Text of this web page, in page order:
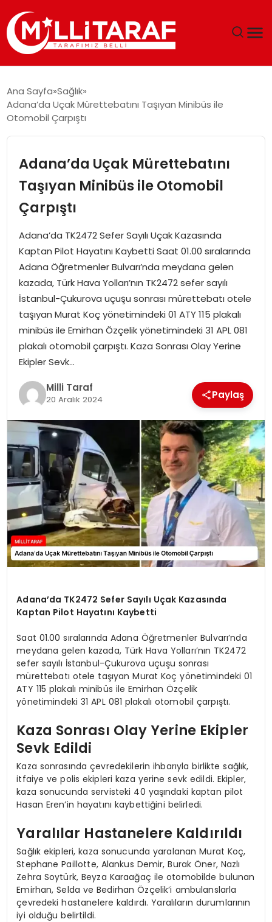
ÖZEL SAYFALAR
SPOR
SIYASET
MAGAZIN
Ana Sayfa Sağlık
Adana’da Uçak Mürettebatını Taşıyan Minibüs ile
Otomobil Çarpıştı
Adana’da Uçak Mürettebatını
Taşıyan Minibüs ile Otomobil
Çarpıştı
Adana’da TK2472 Sefer Sayılı Uçak Kazasında
Kaptan Pilot Hayatını Kaybetti Saat 01.00 sıralarında
Adana Öğretmenler Bulvarı’nda meydana gelen
kazada, Türk Hava Yolları’nın TK2472 sefer sayılı
İstanbul-Çukurova uçuşu sonrası mürettebatı otele
taşıyan Murat Koç yönetimindeki 01 ATY 115 plakalı
minibüs ile Emirhan Özçelik yönetimindeki 31 APL 081
plakalı otomobil çarpıştı. Kaza Sonrası Olay Yerine
Ekipler Sevk…
Milli Taraf
20 Aralık 2024 Paylaş
Adana’da TK2472 Sefer Sayılı Uçak Kazasında
Kaptan Pilot Hayatını Kaybetti
Saat 01.00 sıralarında Adana Öğretmenler Bulvarı’nda
meydana gelen kazada, Türk Hava Yolları’nın TK2472
sefer sayılı İstanbul-Çukurova uçuşu sonrası
mürettebatı otele taşıyan Murat Koç yönetimindeki 01
ATY 115 plakalı minibüs ile Emirhan Özçelik
yönetimindeki 31 APL 081 plakalı otomobil çarpıştı.
Kaza Sonrası Olay Yerine Ekipler
Sevk Edildi
Kaza sonrasında çevredekilerin ihbarıyla birlikte sağlık,
itfaiye ve polis ekipleri kaza yerine sevk edildi. Ekipler,
kaza sonucunda servisteki 40 yaşındaki kaptan pilot
Hasan Eren’in hayatını kaybettiğini belirledi.
Yaralılar Hastanelere Kaldırıldı
Sağlık ekipleri, kaza sonucunda yaralanan Murat Koç,
Stephane Paillotte, Alankus Demir, Burak Öner, Nazlı
Zehra Soytürk, Beyza Karaağaç ile otomobilde bulunan
Emirhan, Selda ve Bedirhan Özçelik’i ambulanslarla
çevredeki hastanelere kaldırdı. Yaralıların durumlarının
iyi olduğu belirtildi.